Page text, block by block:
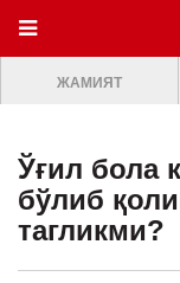
МЕНЮ
ONLINE TV
ЖАМИЯТ
ОЛАМ
ШОУ-БИЗНЕС
ЖАМИЯТ
Ўғил бола
бўлиб
тагликми?